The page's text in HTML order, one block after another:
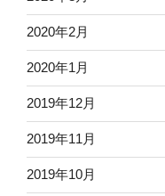
2020年2月
2020年1月
2019年12月
2019年11月
2019年10月